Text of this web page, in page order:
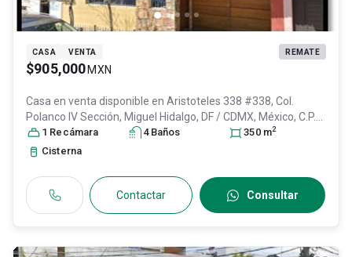
CASA VENTA REMATE
$905,000 MXN
Casa en venta disponible en Aristoteles 338 #338, Col.
Polanco IV Sección, Miguel Hidalgo, DF / CDMX, México, C.P.
11550, ID:28447595
1 Recámara 4 Baños 350 m2
Cisterna
Contactar Consultar